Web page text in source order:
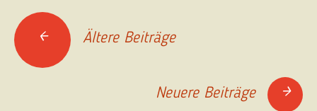
Beitrags-
Navigation
← Ältere Beiträge
Neuere Beiträge →